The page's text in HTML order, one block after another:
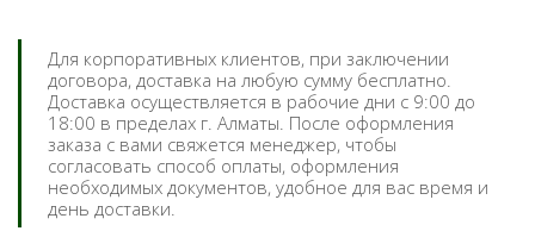
Для корпоративных клиентов, при заключении
договора, доставка на любую сумму бесплатно.
Доставка осуществляется в рабочие дни с 9:00 до
18:00 в пределах г. Алматы. После оформления
заказа с вами свяжется менеджер, чтобы
согласовать способ оплаты, оформления
необходимых документов, удобное для вас время и
день доставки.